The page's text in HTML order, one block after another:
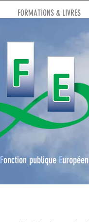
Fonction publique E
FORMATIONS & LIVRES